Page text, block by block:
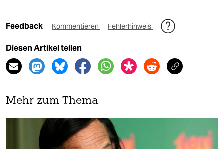
Feedback Kommentieren Fehlerhinweis
Diesen Artikel teilen
Mehr zum Thema